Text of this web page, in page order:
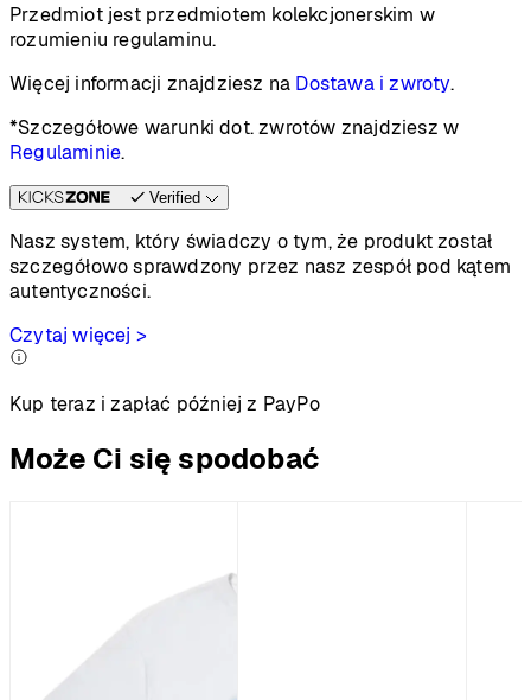
Przedmiot jest przedmiotem kolekcjonerskim w
rozumieniu regulaminu.
Więcej informacji znajdziesz na Dostawa i zwroty.
*Szczegółowe warunki dot. zwrotów znajdziesz w
Regulaminie.
Verified
Nasz system, który świadczy o tym, że produkt został
szczegółowo sprawdzony przez nasz zespół pod kątem
autentyczności.
Czytaj więcej >
Kup teraz i zapłać później z PayPo
Może Ci się spodobać